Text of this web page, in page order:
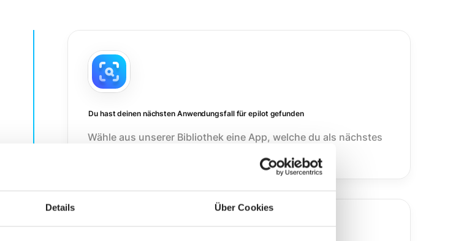
Details Über Cookies
Du hast deinen nächsten Anwendungsfall für epilot gefunden
Wähle aus unserer Bibliothek eine App, welche du als nächstes